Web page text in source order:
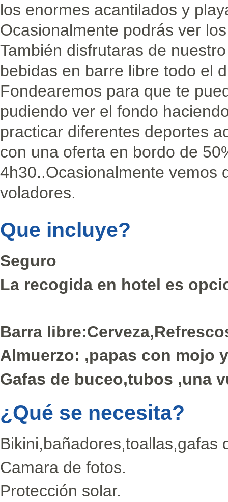
los enormes acantilados y
Ocasionalmente podrás ver
También disfrutaras de
bebidas en barre libre todo el
Fondearemos para que te
pudiendo ver el fondo
practicar diferentes deportes
con una oferta en bordo de
4h30..Ocasionalmente vemos
voladores.
Que incluye?
Seguro
La recogida en hotel es
Barra
Almuerzo: ,papas con mojo
Gafas de buceo,tubos ,una
¿Qué se necesita?
Bikini,bañadores,toallas,gafas
Camara de fotos.
Protección solar.